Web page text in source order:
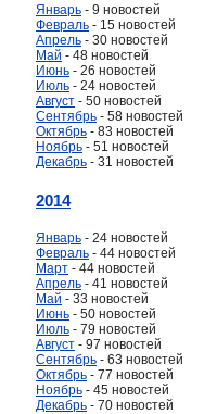
Январь - 9 новостей
Февраль - 15 новостей
Апрель - 30 новостей
Май - 48 новостей
Июнь - 26 новостей
Июль - 24 новостей
Август - 50 новостей
Сентябрь - 58 новостей
Октябрь - 83 новостей
Ноябрь - 51 новостей
Декабрь - 31 новостей
2014
Январь - 24 новостей
Февраль - 44 новостей
Март - 44 новостей
Апрель - 41 новостей
Май - 33 новостей
Июнь - 50 новостей
Июль - 79 новостей
Август - 97 новостей
Сентябрь - 63 новостей
Октябрь - 77 новостей
Ноябрь - 45 новостей
Декабрь - 70 новостей